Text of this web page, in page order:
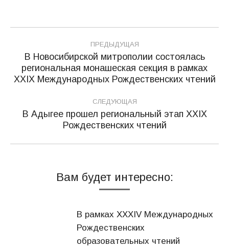
Навигация
по
записям
ПРЕДЫДУЩАЯ
Предыдущая
запись:
В Новосибирской митрополии состоялась
региональная монашеская секция в рамках
ХХIХ Международных Рождественских чтений
СЛЕДУЮЩАЯ
Следующая
В Адыгее прошел региональный этап XXIX
Рождественских чтений
Вам будет интересно:
В рамках XXXIV Международных
Рождественских
образовательных чтений